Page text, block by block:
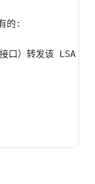
的:
口）转发该 LSA